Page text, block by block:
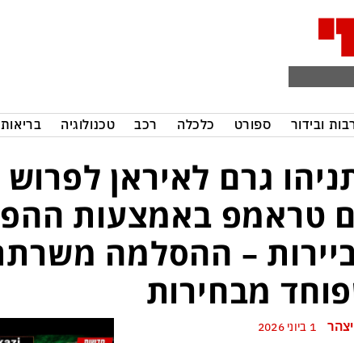
ובידור ספורט כלכלה רכב טכנולוגיה בריאות
גרם לאיראן
טראמפ באמצעות
– ההסלמה
מבחירות